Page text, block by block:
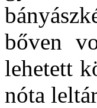
bőven
lehetett
nóta